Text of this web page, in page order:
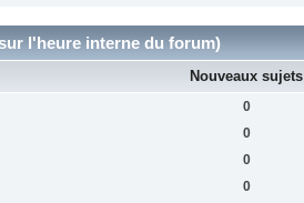
l'heure interne du forum)
Nouveaux sujets
0
0
0
0